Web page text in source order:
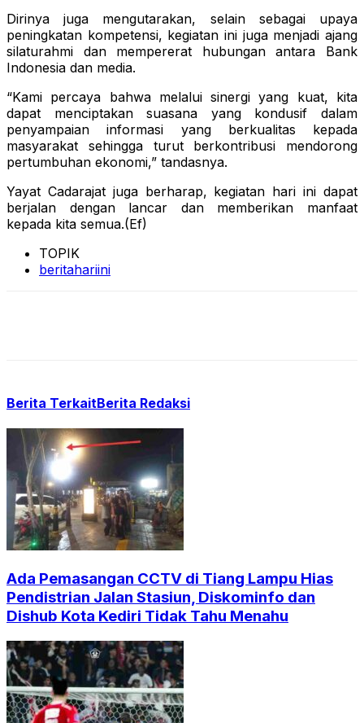
Dirinya juga mengutarakan, selain sebagai upaya
peningkatan kompetensi, kegiatan ini juga menjadi ajang
silaturahmi dan mempererat hubungan antara Bank
Indonesia dan media.
“Kami percaya bahwa melalui sinergi yang kuat, kita
dapat menciptakan suasana yang kondusif dalam
penyampaian informasi yang berkualitas kepada
masyarakat sehingga turut berkontribusi mendorong
pertumbuhan ekonomi,” tandasnya.
Yayat Cadarajat juga berharap, kegiatan hari ini dapat
berjalan dengan lancar dan memberikan manfaat
kepada kita semua.(Ef)
TOPIK
beritahariini
Berita TerkaitBerita Redaksi
Ada Pemasangan CCTV di Tiang Lampu Hias
Pendistrian Jalan Stasiun, Diskominfo dan
Dishub Kota Kediri Tidak Tahu Menahu